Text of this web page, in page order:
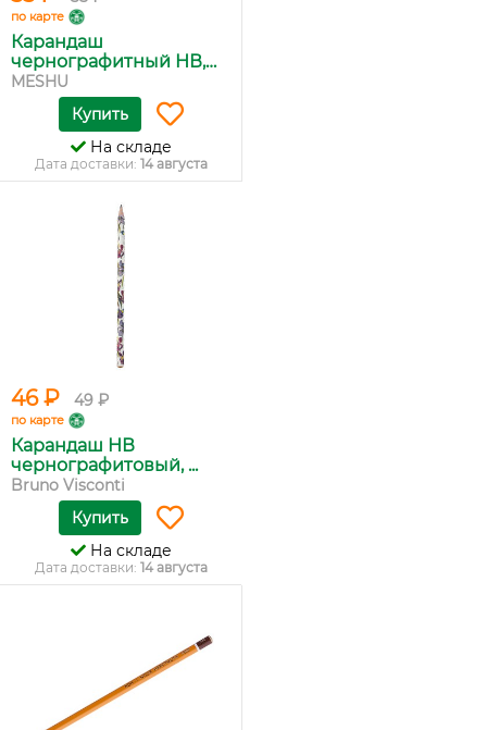
по карте
Карандаш
чернографитный НВ,
M...
MESHU
Купить
На складе
Дата доставки: 14 августа
46 ₽ 49 ₽
по карте
Карандаш НВ
чернографитовый, ...
Bruno Visconti
Купить
На складе
Дата доставки: 14 августа